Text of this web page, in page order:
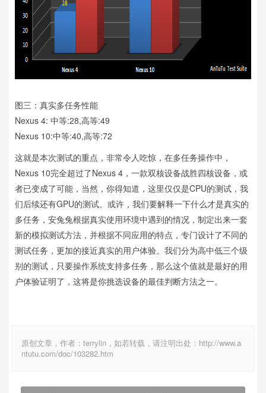
图三：真实多任务性能
Nexus 4: 中等:28,高等:49
Nexus 10:中等:40,高等:72
这就是本次测试的重点，非常令人吃惊，在多任务操作中，
Nexus 10完全超过了Nexus 4，一款双核设备战胜四核设备，或
者已变成了可能，当然，你得知道，这里仅仅是CPU的测试，我
们后续还有GPU的测试。或许，我们要解释一下什么才是真实的
多任务，安兔兔根据真实使用环境中遇到的情况，制定出来一套
新的模拟测试方法，并根据不同应用的特点，专门设计了不同的
测试任务，更加的接近真实的用户体验。我们分为高中低三个级
别的测试，只要操作系统支持多任务，那么这个值就是最好的用
户体验证明了，这将是你挑选设备的最佳判断方法之一。
原创文章，作者：terrylin，如若转载，请注明出处：http://www.a
ntutu.com/doc/103282.htm